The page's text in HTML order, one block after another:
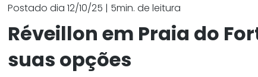
Postado dia 12/10/25 | 5min. de leitura
Réveillon em Praia do
suas opções